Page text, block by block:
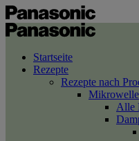
Startseite
Rezepte
Rezepte nach
Alle